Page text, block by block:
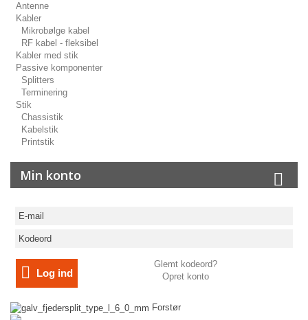
Antenne
Kabler
Mikrobølge kabel
RF kabel - fleksibel
Kabler med stik
Passive komponenter
Splitters
Terminering
Stik
Chassistik
Kabelstik
Printstik
Min konto
Log ind
Glemt kodeord?
Opret konto
Forstør